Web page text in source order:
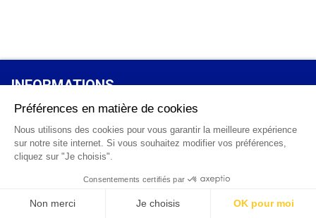
INFORMATIONS
GÉNÉRALES
Qui sommes-nous ?
FAQ
CGV
Mentions légales
0 820 25 02 38
info@points12.fr